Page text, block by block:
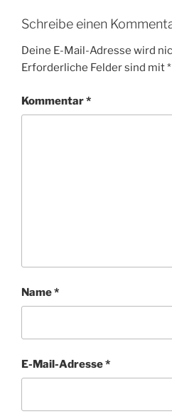
Schreibe einen
Deine E-Mail-Adresse wird
Erforderliche Felder sind mit*
Kommentar*
Name*
E-Mail-Adresse*